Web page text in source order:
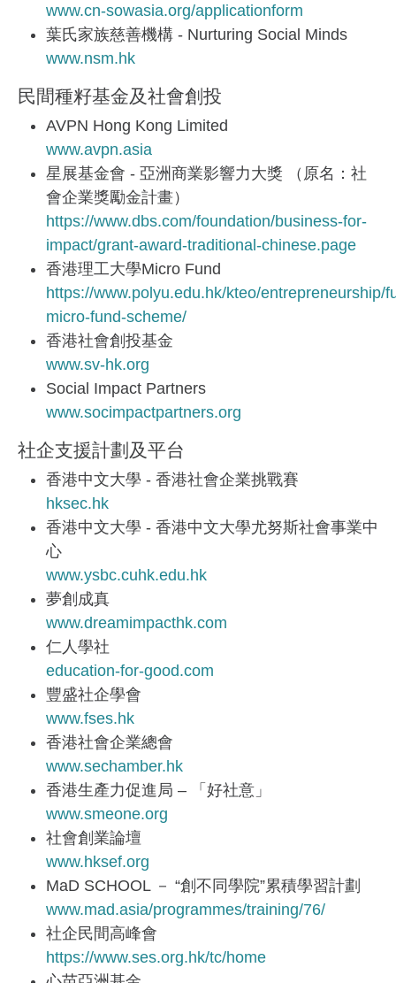
www.cn-sowasia.org/applicationform
葉氏家族慈善機構 - Nurturing Social Minds
www.nsm.hk
民間種籽基金及社會創投
AVPN Hong Kong Limited
www.avpn.asia
星展基金會 - 亞洲商業影響力大獎 （原名：社
會企業獎勵金計畫）
https://www.dbs.com/foundation/business-for-
impact/grant-award-traditional-chinese.page
香港理工大學Micro Fund
https://www.polyu.edu.hk/kteo/entrepreneurship/
micro-fund-scheme/
香港社會創投基金
www.sv-hk.org
Social Impact Partners
www.socimpactpartners.org
社企支援計劃及平台
香港中文大學 - 香港社會企業挑戰賽
hksec.hk
香港中文大學 - 香港中文大學尤努斯社會事業中
心
www.ysbc.cuhk.edu.hk
夢創成真
www.dreamimpacthk.com
仁人學社
education-for-good.com
豐盛社企學會
www.fses.hk
香港社會企業總會
www.sechamber.hk
香港生產力促進局 – 「好社意」
www.smeone.org
社會創業論壇
www.hksef.org
MaD SCHOOL － “創不同學院”累積學習計劃
www.mad.asia/programmes/training/76/
社企民間高峰會
https://www.ses.org.hk/tc/home